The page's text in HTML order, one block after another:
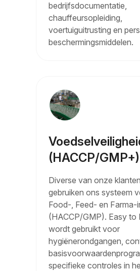
bedrijfsdocumentatie,
chauffeursopleiding,
voertuiguitrusting en
beschermingsmiddelen.
(HACCP/GMP+)
Diverse van onze klanten
gebruiken ons systeem
Food-, Feed- en Farma-
(HACCP/GMP). Easy to
wordt gebruikt voor
hygiënerondgangen,
specifieke controles in